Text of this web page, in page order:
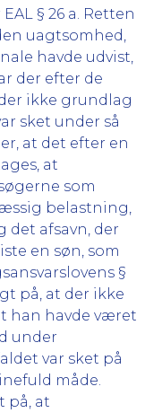
§ 26 a. Retten
uagtsomhed,
havde udvist,
der efter de
ikke grundlag
sket under så
at det efter en
at
som
belastning,
det afsavn, der
en søn, som
§
på, at der ikke
han havde været
under
var sket på
måde.
på, at